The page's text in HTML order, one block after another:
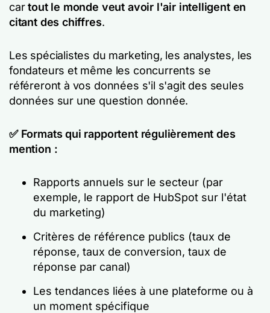
cartout le monde veut avoir l'air intelligent en
citant des chiffres.
Les spécialistes du marketing, les analystes, les
fondateurs et même les concurrents se
référeront à vos données s'il s'agit des seules
données sur une question donnée.
✅ Formats qui rapportent régulièrement des
mention :
Rapports annuels sur le secteur (par
exemple, le rapport de HubSpot sur l'état
du marketing)
Critères de référence publics (taux de
réponse, taux de conversion, taux de
réponse par canal)
Les tendances liées à une plateforme ou à
un moment spécifique